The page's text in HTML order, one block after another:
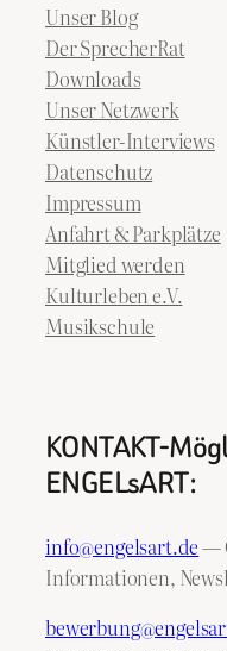
Unser Blog
Der SprecherRat
Downloads
Unser Netzwerk
Künstler-Interviews
Datenschutz
Impressum
Anfahrt & Parkplätze
Mitglied werden
Kulturleben e.V.
Musikschule
KONTAKT-
ENGELsART:
info@engelsart.de—
Informationen,